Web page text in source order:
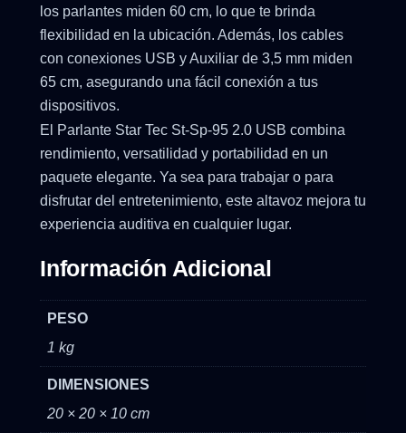
los parlantes miden 60 cm, lo que te brinda
flexibilidad en la ubicación. Además, los cables
con conexiones USB y Auxiliar de 3,5 mm miden
65 cm, asegurando una fácil conexión a tus
dispositivos.
El Parlante Star Tec St-Sp-95 2.0 USB combina
rendimiento, versatilidad y portabilidad en un
paquete elegante. Ya sea para trabajar o para
disfrutar del entretenimiento, este altavoz mejora tu
experiencia auditiva en cualquier lugar.
Información Adicional
PESO
1 kg
DIMENSIONES
20 × 20 × 10 cm